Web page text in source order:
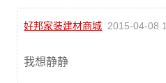
好邦家装建材商城 2015-04-08
我想静静